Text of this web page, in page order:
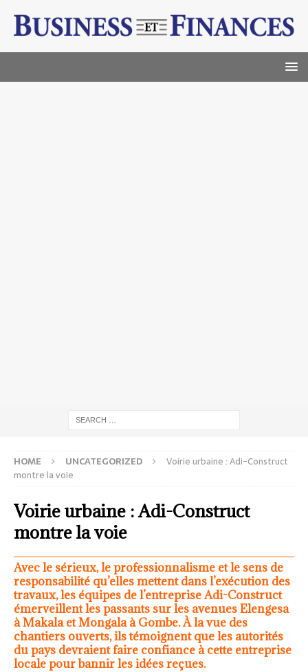
HOME UNCATEGORIZED
Voirie urbaine : Adi-Construct
montre la voie
Voirie urbaine : Adi-Construct
montre la voie
Avec le sérieux, le professionnalisme et le sens de
responsabilité qu’elles mettent dans l’exécution des
travaux, les équipes de l’entreprise Adi-Construct
émerveillent les passants sur les avenues Elengesa
à Makala et Mongala à Gombe. À la vue des
chantiers ouverts, ils témoignent que les autorités
du pays devraient faire confiance à cette entreprise
locale pour bannir les idées reçues.